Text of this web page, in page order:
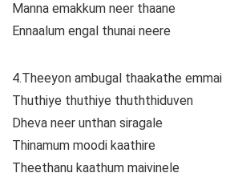
Manna emakkum neer thaane
Ennaalum engal thunai neere
4.Theeyon ambugal thaakathe emmai
Thuthiye thuthiye thuththiduven
Dheva neer unthan siragale
Thinamum moodi kaathire
Theethanu kaathum maivinele